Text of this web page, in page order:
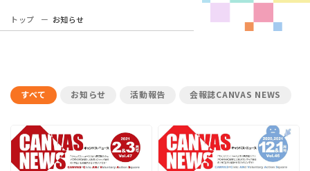
トップ お知らせ
すべて お知らせ 活動報告 会報誌CANVAS NEWS